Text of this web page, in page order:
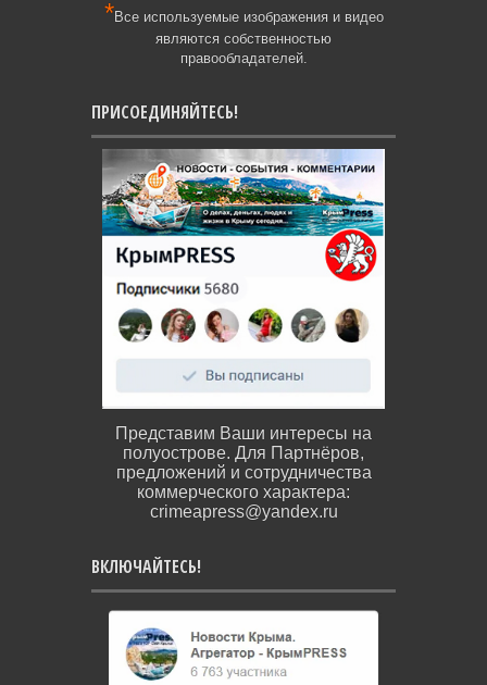
*Все используемые изображения и видео
являются собственностью
правообладателей.
ПРИСОЕДИНЯЙТЕСЬ!
Представим Ваши интересы на
полуострове. Для Партнёров,
предложений и сотрудничества
коммерческого характера:
crimeapress@yandex.ru
ВКЛЮЧАЙТЕСЬ!